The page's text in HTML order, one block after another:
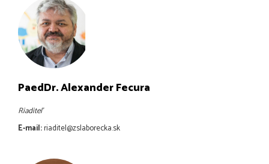
PaedDr. Alexander Fecura
Riaditeľ
E-mail:riaditel@zslaborecka.sk